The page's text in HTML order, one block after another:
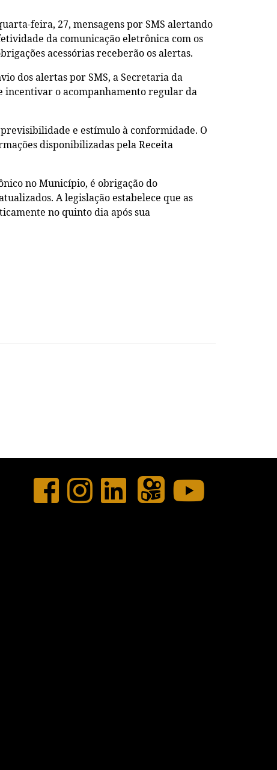
feira, 27, mensagens por SMS alertando
da comunicação eletrônica com os
acessórias receberão os alertas.
dos alertas por SMS, a Secretaria da
incentivar o acompanhamento regular da
e estímulo à conformidade. O
disponibilizadas pela Receita
no Município, é obrigação do
A legislação estabelece que as
no quinto dia após sua